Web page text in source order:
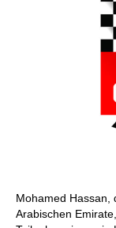
Mohamed Hassan,
Arabischen